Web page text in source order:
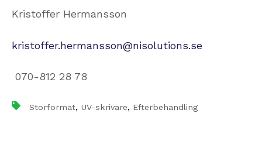
Kristoffer Hermansson
kristoffer.hermansson@nisolutions.se
070-812 28 78
Storformat, UV-skrivare, Efterbehandling